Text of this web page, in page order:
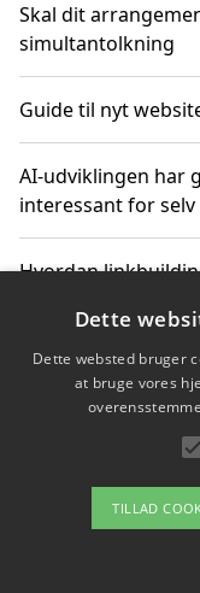
Skal dit
simultantolkning
Guide til nyt
AI-udviklingen har
interessant for
Hvordan
Sådan har
ændret sig
Om /
Dette
Dette websted bruger
at bruge vores
TILLAD